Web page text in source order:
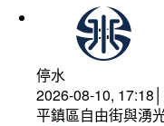
停水
2026-08-10,
平鎮區自由街與湧